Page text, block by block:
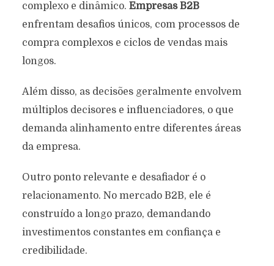
complexo e dinâmico. Empresas B2B
enfrentam desafios únicos, com processos de
compra complexos e ciclos de vendas mais
longos.
Além disso, as decisões geralmente envolvem
múltiplos decisores e influenciadores, o que
demanda alinhamento entre diferentes áreas
da empresa.
Outro ponto relevante e desafiador é o
relacionamento. No mercado B2B, ele é
construído a longo prazo, demandando
investimentos constantes em confiança e
credibilidade.